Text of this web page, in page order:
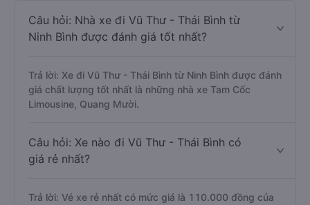
Câu hỏi: Nhà xe đi Vũ Thư - Thái Bình từ
Ninh Bình được đánh giá tốt nhất?
Trả lời: Xe đi Vũ Thư - Thái Bình từ Ninh Bình được đánh
giá chất lượng tốt nhất là những nhà xe Tam Cốc
Limousine, Quang Mười.
Câu hỏi: Xe nào đi Vũ Thư - Thái Bình có
giá rẻ nhất?
Trả lời: Vé xe rẻ nhất có mức giá là 110.000 đồng của